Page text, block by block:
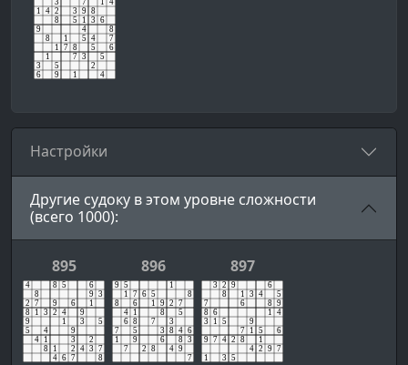
Настройки
Другие судоку в этом уровне сложности
(всего 1000):
895 896 897